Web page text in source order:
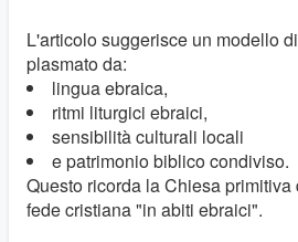
L'articolo suggerisce un modello
plasmato da:
lingua ebraica,
ritmi liturgici ebraici,
sensibilità culturali locali
e patrimonio biblico condiviso.
Questo ricorda la Chiesa
fede cristiana "in abiti ebraici".